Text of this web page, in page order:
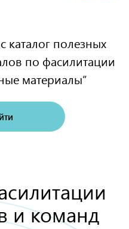
курс, в основе которого
и
Бехтеревой. Это
новый уровень
всей команды и
каталог полезных
по фасилитации
материалы”
и команд